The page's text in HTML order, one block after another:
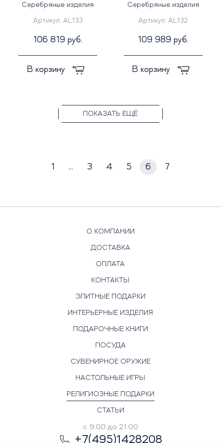
Серебряные изделия
Артикул: AL133
106 819 руб.
В корзину
Серебряные изделия
Артикул:AL132
109 989 руб.
В корзину
ПОКАЗАТЬ ЕЩЁ
1 ... 3 4 5 6 7
О КОМПАНИИ
ДОСТАВКА
ОПЛАТА
КОНТАКТЫ
ЭЛИТНЫЕ ПОДАРКИ
ИНТЕРЬЕРНЫЕ ИЗДЕЛИЯ
ПОДАРОЧНЫЕ КНИГИ
ПОСУДА
СУВЕНИРНОЕ ОРУЖИЕ
НАСТОЛЬНЫЕ ИГРЫ
РЕЛИГИОЗНЫЕ ПОДАРКИ
СТАТЬИ
с 9.00 до 21.00
+7(495)1428208